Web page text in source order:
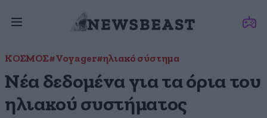
ΚΟΣΜΟΣ#Voyager#ηλιακό σύστημα
Νέα δεδομένα για τα όρια του
ηλιακού συστήματος